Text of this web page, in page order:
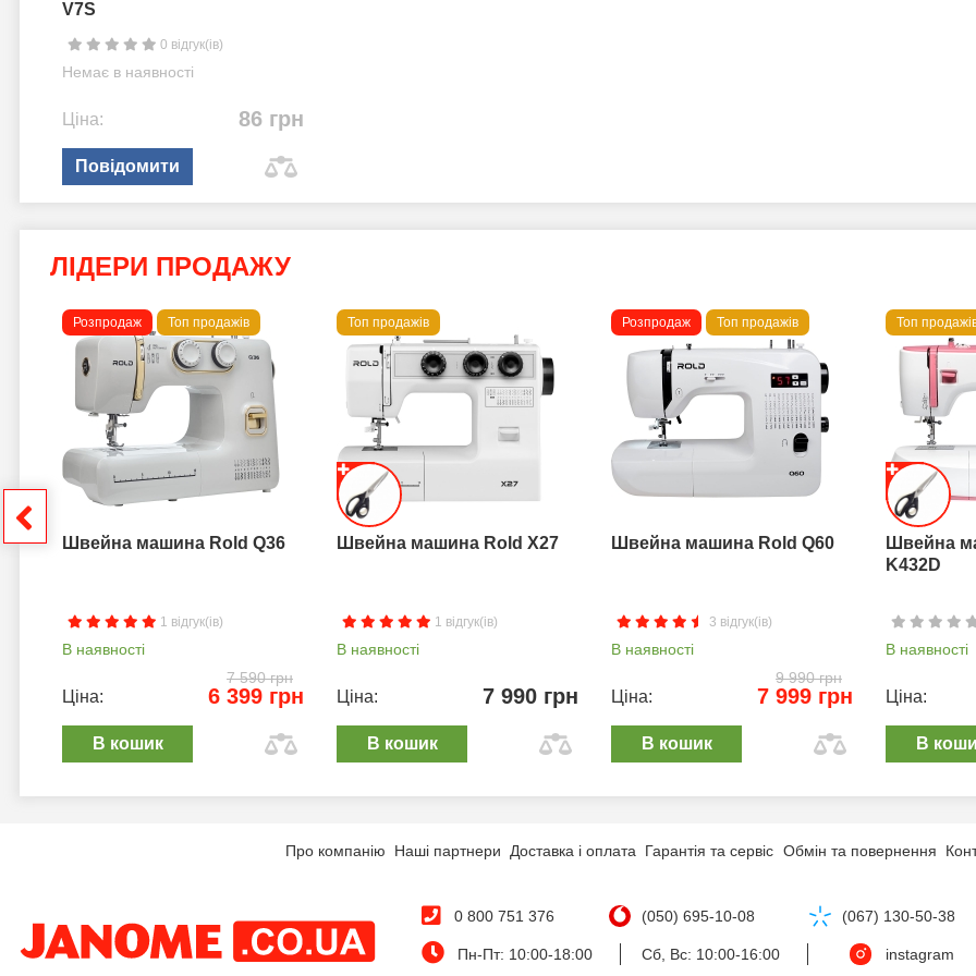
V7S
0 відгук(ів)
Немає в наявності
Ціна: 86 грн
Повідомити
ЛІДЕРИ ПРОДАЖУ
Розпродаж Топ продажів
Швейна машина Rold Q36
1 відгук(ів)
В наявності
7 590 грн
Ціна: 6 399 грн
В кошик
Топ продажів
Швейна машина Rold X27
1 відгук(ів)
В наявності
Ціна: 7 990 грн
В кошик
Розпродаж Топ продажів
Швейна машина Rold Q60
3 відгук(ів)
В наявності
9 990 грн
Ціна: 7 999 грн
В кошик
Топ
Швейна
K432D
В наявності
Ціна:
В
Про компанію Наші партнери Доставка і оплата Гарантія та сервіс Обмін та повернення
0 800 751 376 (050) 695-10-08 (067) 130-50-38
Пн-Пт: 10:00-18:00 Сб, Вс: 10:00-16:00 instagram